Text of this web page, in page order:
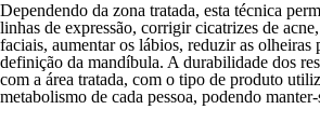
Dependendo da zona tratada, esta técnica
linhas de expressão, corrigir cicatrizes de
faciais, aumentar os lábios, reduzir as olheiras
definição da mandíbula. A durabilidade dos
com a área tratada, com o tipo de produto
metabolismo de cada pessoa, podendo